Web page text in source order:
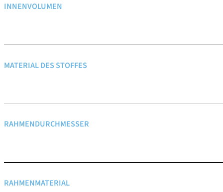
INNENVOLUMEN
MATERIAL DES STOFFES
RAHMENDURCHMESSER
RAHMENMATERIAL